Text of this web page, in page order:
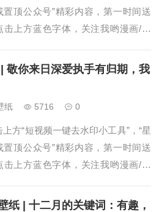
置顶公众号”精彩内容，第一时间送
击上方蓝色字体，关注我哟漫画/头
士：点击放大 长按保存 两颗心只要
敬你来日深爱执手有归期，我
纸 5716 0
上方“短视频一键去水印小工具”，“星
置顶公众号”精彩内容，第一时间送
击上方蓝色字体，关注我哟漫画/头
士：点击放大 长按保存 慢品人间烟
纸 | 十二月的关键词：有趣，